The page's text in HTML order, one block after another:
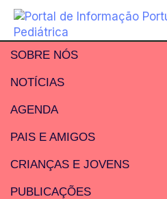
SOBRE NÓS
NOTÍCIAS
AGENDA
PAIS E AMIGOS
CRIANÇAS E JOVENS
PUBLICAÇÕES